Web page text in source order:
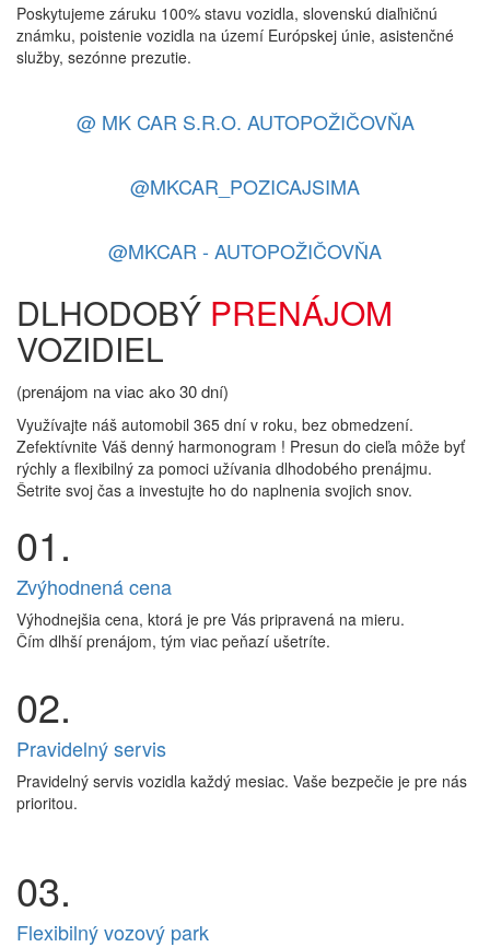
Poskytujeme záruku 100% stavu vozidla, slovenskú diaľničnú
známku, poistenie vozidla na území Európskej únie, asistenčné
služby, sezónne prezutie.
@ MK CAR S.R.O. AUTOPOŽIČOVŇA
@MKCAR_POZICAJSIMA
@MKCAR - AUTOPOŽIČOVŇA
DLHODOBÝ PRENÁJOM
VOZIDIEL
(prenájom na viac ako 30 dní)
Využívajte náš automobil 365 dní v roku, bez obmedzení.
Zefektívnite Váš denný harmonogram ! Presun do cieľa môže byť
rýchly a flexibilný za pomoci užívania dlhodobého prenájmu.
Šetrite svoj čas a investujte ho do naplnenia svojich snov.
01.
Zvýhodnená cena
Výhodnejšia cena, ktorá je pre Vás pripravená na mieru.
Čím dlhší prenájom, tým viac peňazí ušetríte.
02.
Pravidelný servis
Pravidelný servis vozidla každý mesiac. Vaše bezpečie je pre nás
prioritou.
03.
Flexibilný vozový park